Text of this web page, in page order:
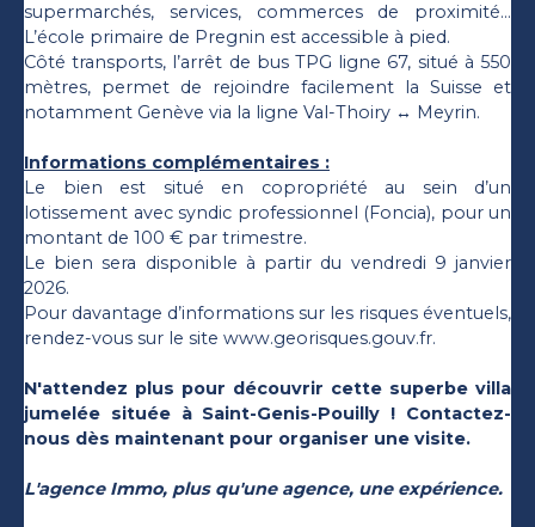
supermarchés, services, commerces de proximité...
L’école primaire de Pregnin est accessible à pied.
Côté transports, l’arrêt de bus TPG ligne 67, situé à 550
mètres, permet de rejoindre facilement la Suisse et
notamment Genève via la ligne Val-Thoiry ↔ Meyrin.
Informations complémentaires :
Le bien est situé en copropriété au sein d’un
lotissement avec syndic professionnel (Foncia), pour un
montant de 100 € par trimestre.
Le bien sera disponible à partir du vendredi 9 janvier
2026.
Pour davantage d’informations sur les risques éventuels,
rendez-vous sur le site www.georisques.gouv.fr.
N'attendez plus pour découvrir cette superbe villa
jumelée située à Saint-Genis-Pouilly ! Contactez-
nous dès maintenant pour organiser une visite.
L'agence Immo, plus qu'une agence, une expérience.